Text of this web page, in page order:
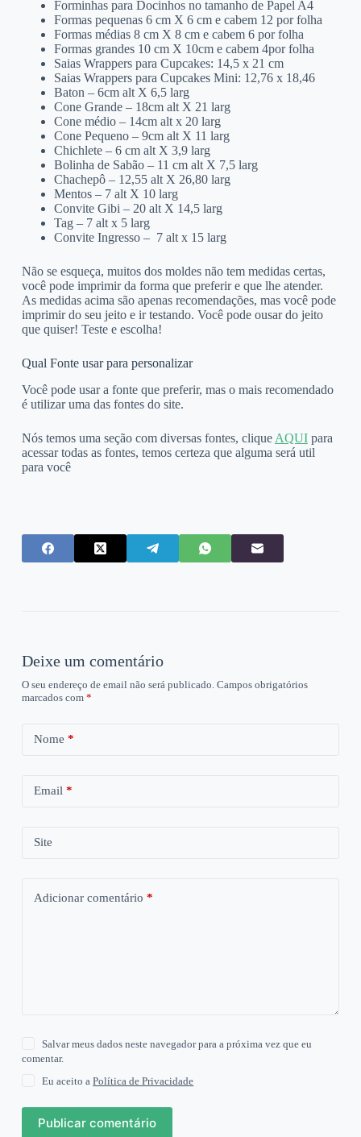
Forminhas para Docinhos no tamanho de Papel A4
Formas pequenas 6 cm X 6 cm e cabem 12 por folha
Formas médias 8 cm X 8 cm e cabem 6 por folha
Formas grandes 10 cm X 10cm e cabem 4por folha
Saias Wrappers para Cupcakes: 14,5 x 21 cm
Saias Wrappers para Cupcakes Mini: 12,76 x 18,46
Baton – 6cm alt X 6,5 larg
Cone Grande – 18cm alt X 21 larg
Cone médio – 14cm alt x 20 larg
Cone Pequeno – 9cm alt X 11 larg
Chichlete – 6 cm alt X 3,9 larg
Bolinha de Sabão – 11 cm alt X 7,5 larg
Chachepô – 12,55 alt X 26,80 larg
Mentos – 7 alt X 10 larg
Convite Gibi – 20 alt X 14,5 larg
Tag – 7 alt x 5 larg
Convite Ingresso – 7 alt x 15 larg
Não se esqueça, muitos dos moldes não tem medidas certas,
você pode imprimir da forma que preferir e que lhe atender.
As medidas acima são apenas recomendações, mas você pode
imprimir do seu jeito e ir testando. Você pode ousar do jeito
que quiser! Teste e escolha!
Qual Fonte usar para personalizar
Você pode usar a fonte que preferir, mas o mais recomendado
é utilizar uma das fontes do site.
Nós temos uma seção com diversas fontes, clique AQUIpara
acessar todas as fontes, temos certeza que alguma será util
para você
Deixe um comentário
O seu endereço de email não será publicado. Campos obrigatórios
marcados com *
Nome *
Email *
Site
Adicionar comentário *
Salvar meus dados neste navegador para a próxima vez que eu
comentar.
Eu aceito aPolítica de Privacidade
Publicar comentário